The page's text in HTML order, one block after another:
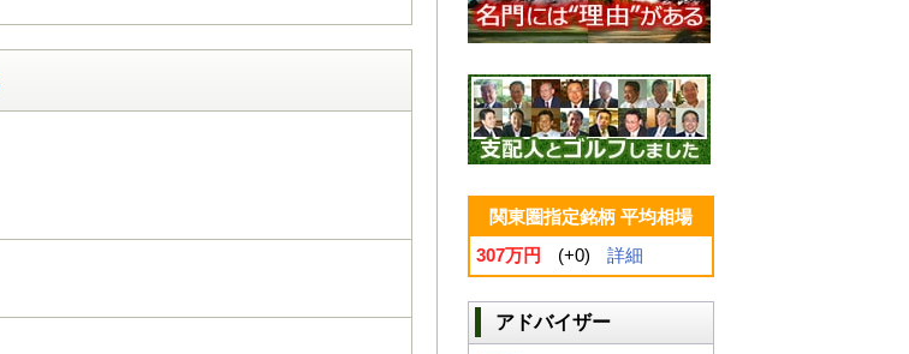
関東圏指定銘柄 平均相場
307万円
(+0) 詳細
アドバイザー